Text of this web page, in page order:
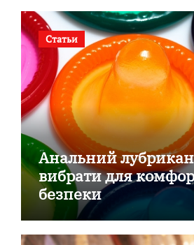
Статьи
Анальний
вибрати для
безпеки